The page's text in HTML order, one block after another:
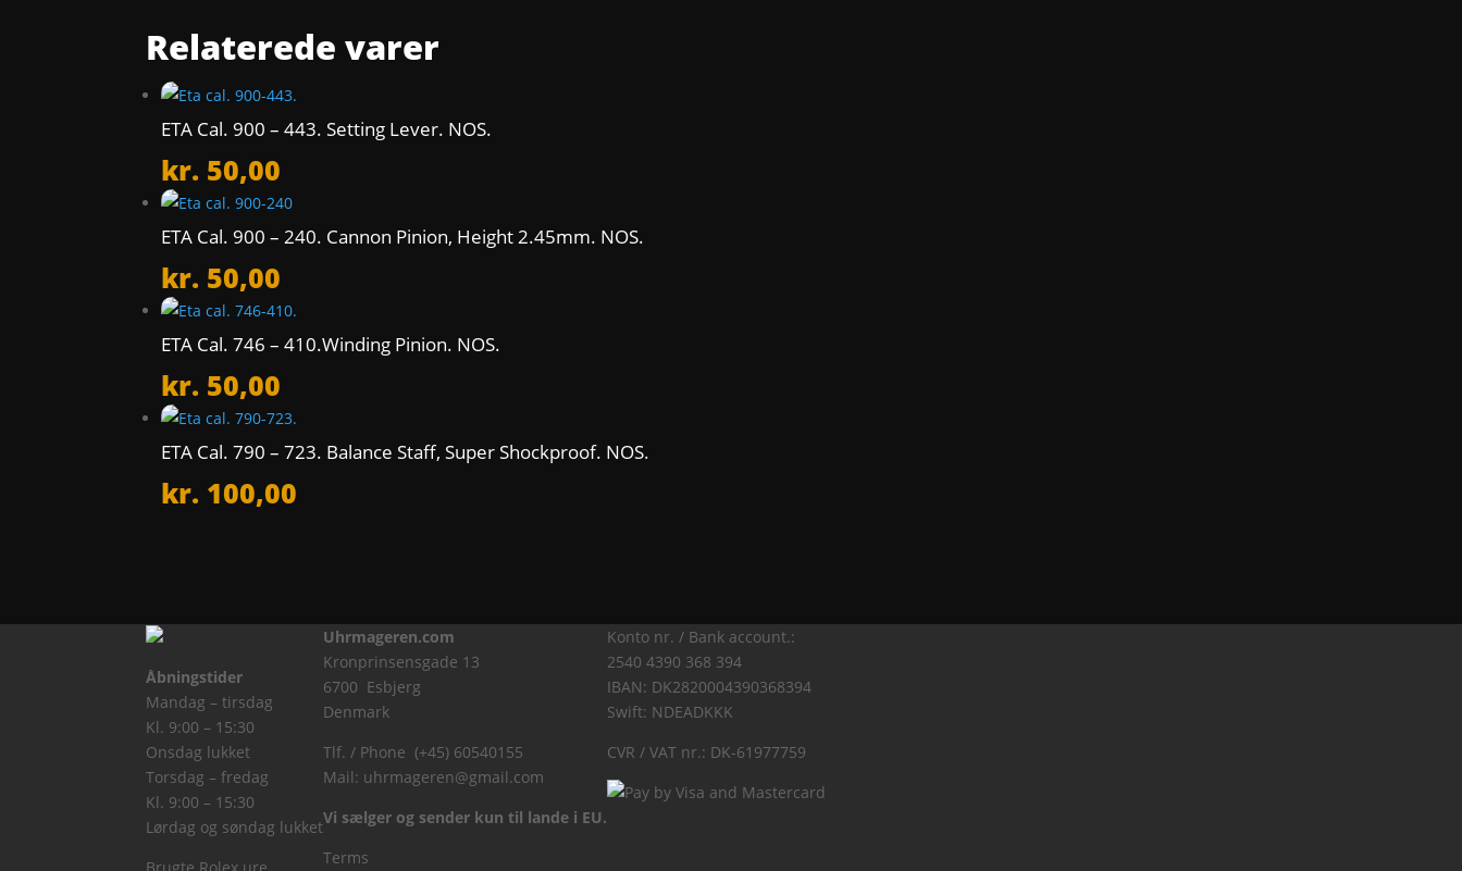
Relaterede varer
ETA Cal. 900 – 443. Setting Lever. NOS.
kr. 50,00
ETA Cal. 900 – 240. Cannon Pinion, Height 2.45mm. NOS.
kr. 50,00
ETA Cal. 746 – 410.Winding Pinion. NOS.
kr. 50,00
ETA Cal. 790 – 723. Balance Staff, Super Shockproof. NOS.
kr. 100,00
Åbningstider
Mandag – tirsdag
Kl. 9:00 – 15:30
Onsdag lukket
Torsdag – fredag
Kl. 9:00 – 15:30
Lørdag og søndag lukket
Uhrmageren.com
Kronprinsensgade 13
6700 Esbjerg
Denmark
Tlf. / Phone (+45) 60540155
Mail: uhrmageren@gmail.com
Vi sælger og sender kun til lande i EU.
Terms
Konto nr. / Bank account.:
2540 4390 368 394
IBAN: DK2820004390368394
Swift: NDEADKKK
CVR / VAT nr.: DK-61977759